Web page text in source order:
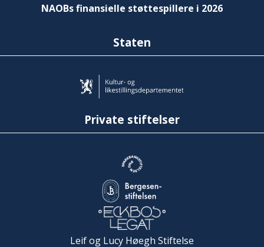
NAOBs finansielle støttespillere i 2026
Staten
Private stiftelser
Leif og Lucy Høegh Stiftelse